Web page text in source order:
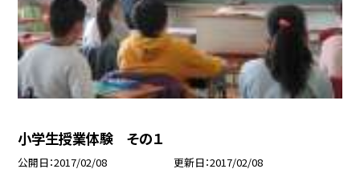
小学生授業体験 その１
公開日 2017/02/08 更新日 2017/02/08